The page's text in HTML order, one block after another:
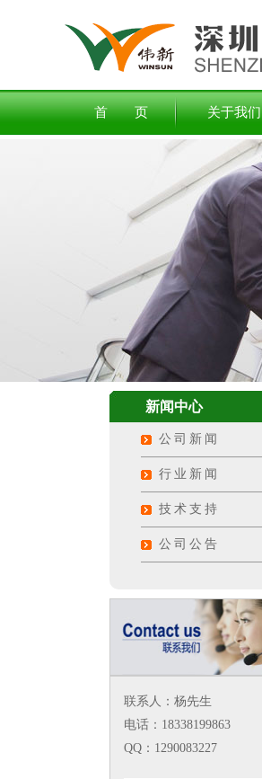
首 页 关于我们
新闻中心
公司新闻
行业新闻
技术支持
公司公告
联系人：杨先生
电话：18338199863
QQ：1290083227